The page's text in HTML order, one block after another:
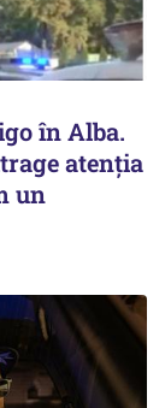
în Alba.
atenția
un